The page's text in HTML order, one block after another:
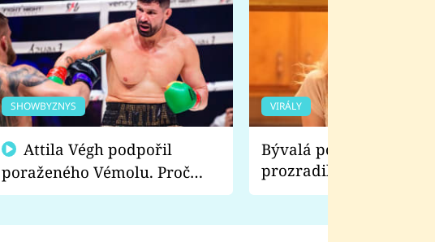
SHOWBYZNYS
poraženého Vémolu. Proč
chce raději zápasit s ním než
VIRÁLY
Bývalá pornoherečka
prozradila, co ji
natáčení Euforie.